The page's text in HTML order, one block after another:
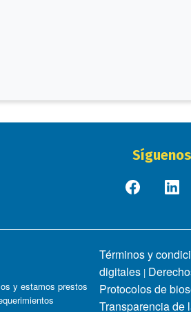
y estamos prestos
Términos y
digitales |
Protocolos de
Transparencia de